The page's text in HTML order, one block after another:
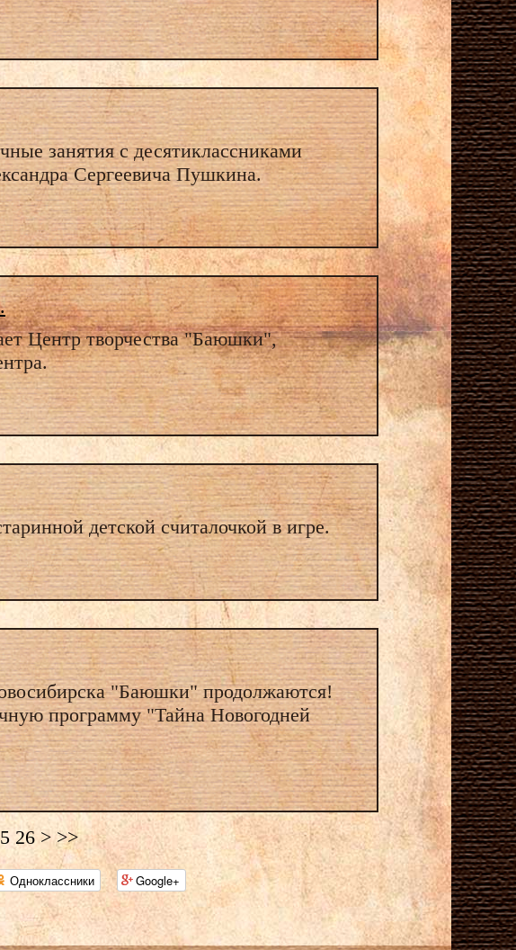
занятия с десятиклассниками
Сергеевича Пушкина.
Центр творчества "Баюшки",
детской считалочкой в игре.
"Баюшки" продолжаются!
программу "Тайна Новогодней
26 > >>
Одноклассники Google+